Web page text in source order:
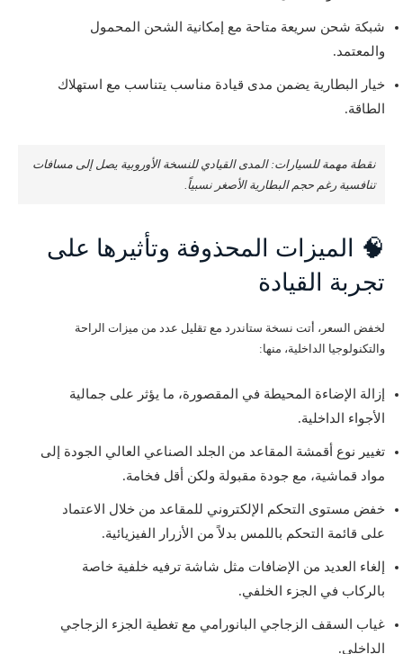
شبكة شحن سريعة متاحة مع إمكانية الشحن المحمول
والمعتمد.
خيار البطارية يضمن مدى قيادة مناسب يتناسب مع استهلاك
الطاقة.
نقطة مهمة للسيارات: المدى القيادي للنسخة الأوروبية يصل إلى مسافات
تنافسية رغم حجم البطارية الأصغر نسبياً.
🧠 الميزات المحذوفة وتأثيرها على
تجربة القيادة
لخفض السعر، أتت نسخة ستاندرد مع تقليل عدد من ميزات الراحة
والتكنولوجيا الداخلية، منها:
إزالة الإضاءة المحيطة في المقصورة، ما يؤثر على جمالية
الأجواء الداخلية.
تغيير نوع أقمشة المقاعد من الجلد الصناعي العالي الجودة إلى
مواد قماشية، مع جودة مقبولة ولكن أقل فخامة.
خفض مستوى التحكم الإلكتروني للمقاعد من خلال الاعتماد
على قائمة التحكم باللمس بدلاً من الأزرار الفيزيائية.
إلغاء العديد من الإضافات مثل شاشة ترفيه خلفية خاصة
بالركاب في الجزء الخلفي.
غياب السقف الزجاجي البانورامي مع تغطية الجزء الزجاجي
الداخلي.